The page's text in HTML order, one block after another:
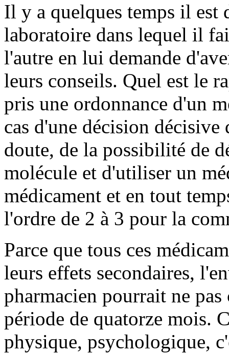
Il y a quelques temps il est
laboratoire dans lequel il
l'autre en lui demande
leurs conseils. Quel est le
pris une ordonnance d'un
cas d'une décision
doute, de la possibilité de
molécule et d'utiliser un
médicament et en tout
l'ordre de 2 à 3 pour la
Parce que tous ces
leurs effets secondaires,
pharmacien pourrait ne
période de quatorze mois.
physique, psychologique,